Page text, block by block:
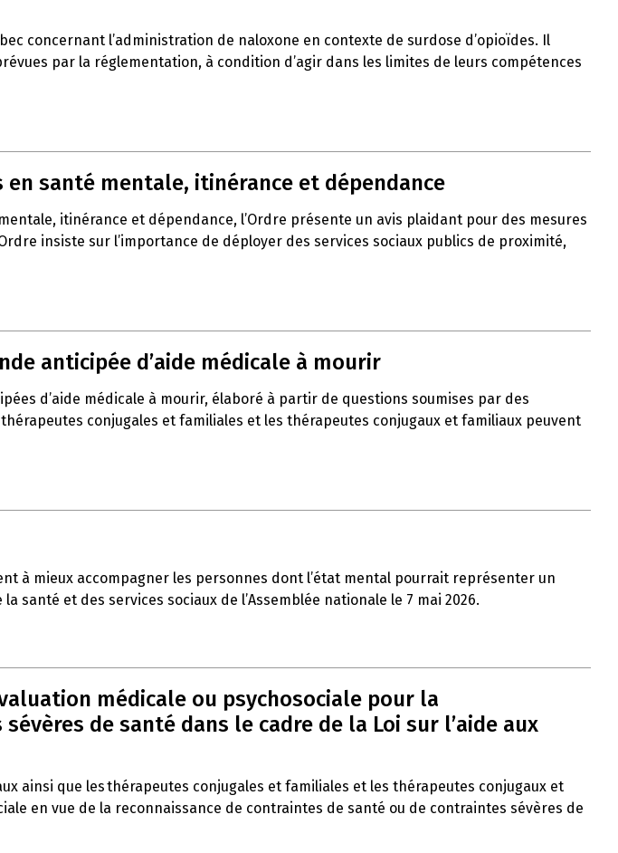
concernant l’administration de naloxone en contexte de surdose d’opioïdes. Il
par la réglementation, à condition d’agir dans les limites de leurs compétences
santé mentale, itinérance et dépendance
itinérance et dépendance, l’Ordre présente un avis plaidant pour des mesures
insiste sur l’importance de déployer des services sociaux publics de proximité,
anticipée d’aide médicale à mourir
d’aide médicale à mourir, élaboré à partir de questions soumises par des
conjugales et familiales et les thérapeutes conjugaux et familiaux peuvent
à mieux accompagner les personnes dont l’état mental pourrait représenter un
et des services sociaux de l’Assemblée nationale le 7 mai 2026.
médicale ou psychosociale pour la
de santé dans le cadre de la Loi sur l’aide aux
ainsi que les thérapeutes conjugales et familiales et les thérapeutes conjugaux et
en vue de la reconnaissance de contraintes de santé ou de contraintes sévères de